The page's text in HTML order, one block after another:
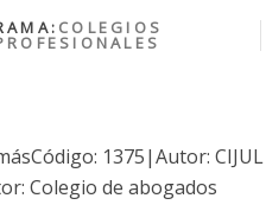
COLEGIOS
1375|Autor:
Colegio de abogados